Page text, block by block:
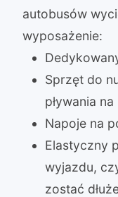
autobusów
wyposażenie:
Sprzęt do
pływania
Napoje na
Elastyczny
wyjazdu,
zostać